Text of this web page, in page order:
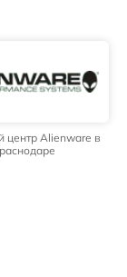
центр Alienware в